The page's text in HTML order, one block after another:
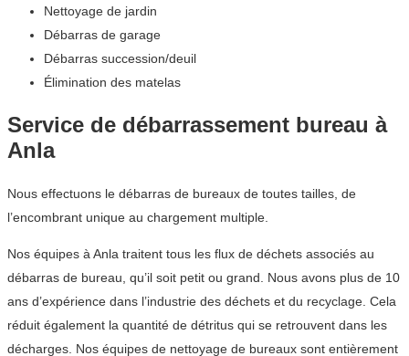
Nettoyage de jardin
Débarras de garage
Débarras succession/deuil
Élimination des matelas
Service de débarrassement bureau à
Anla
Nous effectuons le débarras de bureaux de toutes tailles, de
l’encombrant unique au chargement multiple.
Nos équipes à Anla traitent tous les flux de déchets associés au
débarras de bureau, qu’il soit petit ou grand. Nous avons plus de 10
ans d’expérience dans l’industrie des déchets et du recyclage. Cela
réduit également la quantité de détritus qui se retrouvent dans les
décharges. Nos équipes de nettoyage de bureaux sont entièrement